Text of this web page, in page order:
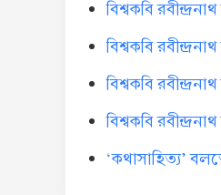
বিশ্বকবি
বিশ্বকবি
বিশ্বকবি
বিশ্বকবি
‘কথাসাহিত্য’